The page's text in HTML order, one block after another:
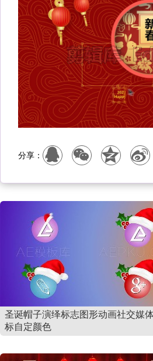
分享：
圣诞帽子演绎标志图形动画社交媒
标自定颜色